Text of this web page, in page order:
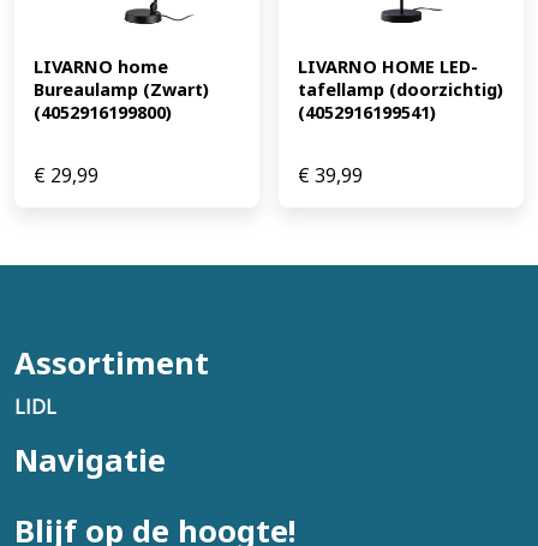
LIVARNO home
Bureaulamp (Zwart)
(4052916199800)
€ 29,99
LIVARNO HOME LED-
tafellamp (doorzichtig)
(4052916199541)
€39,99
Assortiment
LIDL
Navigatie
Blijf op de hoogte!